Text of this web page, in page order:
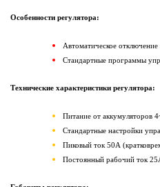
Особенности регулятора:
Автоматическое
Стандартные программы
Технические характеристики регулятора:
Питание от аккумуляторов
Стандартные настройки
Пиковый ток50А
Постоянный рабочий ток25